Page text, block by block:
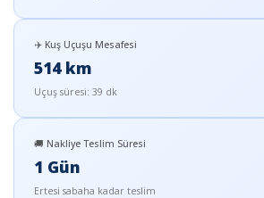
✈️ Kuş Uçuşu Mesafesi
514 km
Uçuş süresi: 39 dk
🚚 Nakliye Teslim Süresi
1 Gün
Ertesi sabaha kadar teslim